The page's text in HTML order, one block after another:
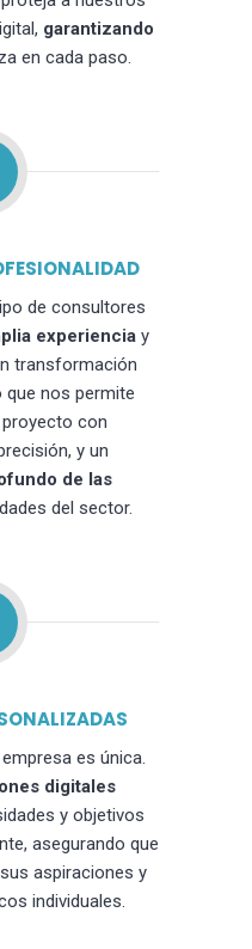
garantizando
en cada paso.
de consultores
experienciay
transformación
que nos permite
con
y un
de las
del sector.
es única.
digitales
y objetivos
asegurando que
aspiraciones y
individuales.